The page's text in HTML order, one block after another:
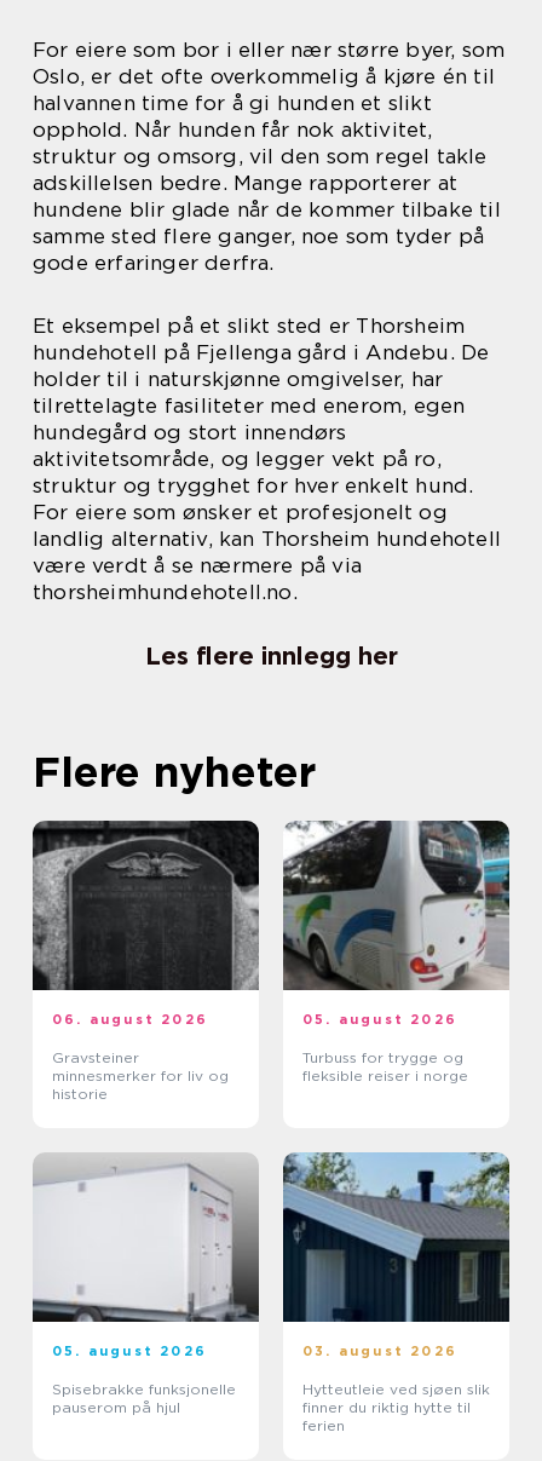
For eiere som bor i eller nær større byer, som
Oslo, er det ofte overkommelig å kjøre én til
halvannen time for å gi hunden et slikt
opphold. Når hunden får nok aktivitet,
struktur og omsorg, vil den som regel takle
adskillelsen bedre. Mange rapporterer at
hundene blir glade når de kommer tilbake til
samme sted flere ganger, noe som tyder på
gode erfaringer derfra.
Et eksempel på et slikt sted er Thorsheim
hundehotell på Fjellenga gård i Andebu. De
holder til i naturskjønne omgivelser, har
tilrettelagte fasiliteter med enerom, egen
hundegård og stort innendørs
aktivitetsområde, og legger vekt på ro,
struktur og trygghet for hver enkelt hund.
For eiere som ønsker et profesjonelt og
landlig alternativ, kan Thorsheim hundehotell
være verdt å se nærmere på via
thorsheimhundehotell.no.
Les flere innlegg her
Flere nyheter
06. august 2026
Gravsteiner
minnesmerker for liv og
historie
05. august 2026
Turbuss for trygge og
fleksible reiser i norge
05. august 2026
Spisebrakke funksjonelle
pauserom på hjul
03. august 2026
Hytteutleie ved sjøen slik
finner du riktig hytte til
ferien